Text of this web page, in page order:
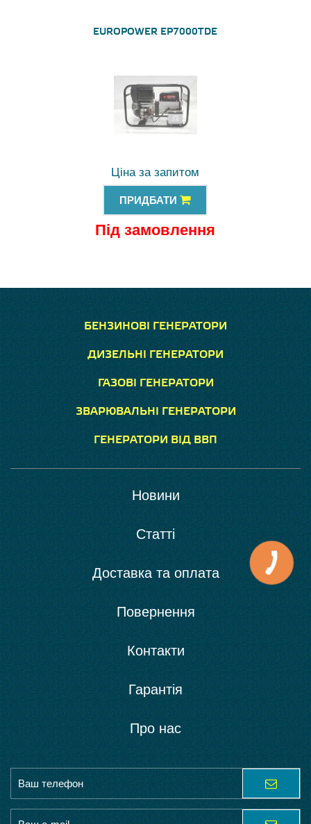
EUROPOWER EP7000TDE
Ціна за запитом
ПРИДБАТИ
Під замовлення
БЕНЗИНОВІ ГЕНЕРАТОРИ
ДИЗЕЛЬНІ ГЕНЕРАТОРИ
ГАЗОВІ ГЕНЕРАТОРИ
ЗВАРЮВАЛЬНІ ГЕНЕРАТОРИ
ГЕНЕРАТОРИ ВІД ВВП
Новини
Статті
Доставка та оплата
Повернення
Контакти
Гарантія
Про нас